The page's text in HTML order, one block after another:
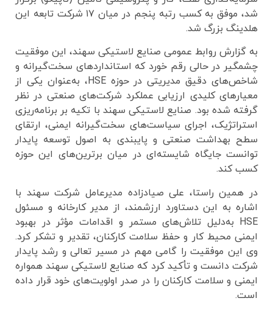
شد، موفق به کسب رتبه پنجم در میان ۱۷ شرکت تابعه این
هلدینگ بزرگ شد.
به گزارش روابط عمومی صنایع لاستیکی سهند، این موفقیت
چشمگیر در حالی رقم خورد که استانداردهای سخت‌گیرانه و
شاخص‌های دقیق مدیریتی در حوزه HSE، به‌عنوان یکی از
معیارهای کلیدی ارزیابی عملکرد شرکت‌های صنعتی در نظر
گرفته شده بود. صنایع لاستیکی سهند با تکیه بر برنامه‌ریزی
استراتژیک، اجرای سیاست‌های سخت‌گیرانه ایمنی، ارتقای
سطح بهداشت صنعتی و پایبندی به اصول توسعه پایدار
توانست جایگاه شایسته‌ای در میان برترین‌های این حوزه
کسب کند.
در همین راستا، علی صیادزاده مدیرعامل شرکت سهند با
اشاره به این دستاورد ارزشمند، از مدیر کارخانه و مسئول
HSE به‌دلیل تلاش‌های مستمر و اقدامات مؤثر در بهبود
ایمنی محیط کار و حفظ سلامت کارکنان، تقدیر و تشکر کرد.
وی این موفقیت را گامی مهم در مسیر تعالی و رشد پایدار
شرکت دانست و تأکید کرد که صنایع لاستیکی سهند همواره
ایمنی و سلامت کارکنان را در صدر اولویت‌های خود قرار داده
است.